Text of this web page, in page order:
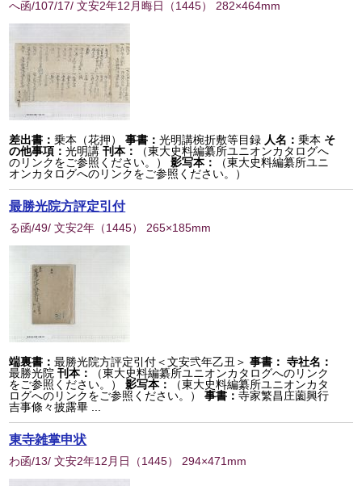
へ函/107/17/ 文安2年12月晦日 （1445） 282×464mm
差出書：乗本（花押） 事書：光明講椀折敷等目録 人名：乗本 そ
の他事項：光明講 刊本：
（東大史料編纂所ユニオンカタログへ
のリンクをご参照ください。）
影写本：
（東大史料編纂所ユニ
オンカタログへのリンクをご参照ください。）
最勝光院方評定引付
る函/49/ 文安2年 （1445） 265×185mm
端裏書：最勝光院方評定引付＜文安弐年乙丑＞ 事書： 寺社名：
最勝光院 刊本：
（東大史料編纂所ユニオンカタログへのリンク
をご参照ください。）
影写本：
（東大史料編纂所ユニオンカタ
ログへのリンクをご参照ください。）
事書：寺家繁昌庄薗興行
吉事條々披露畢 ...
東寺雑掌申状
わ函/13/ 文安2年12月日 （1445） 294×471mm